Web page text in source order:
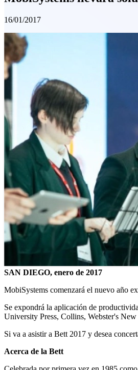
16/01/2017
SAN DIEGO, enero de 2017
MobiSystems comenzará el nuevo año
Se expondrá la aplicación de
University Press, Collins, Webster's
Si va a asistir a Bett 2017 y desea
Acerca de la Bett